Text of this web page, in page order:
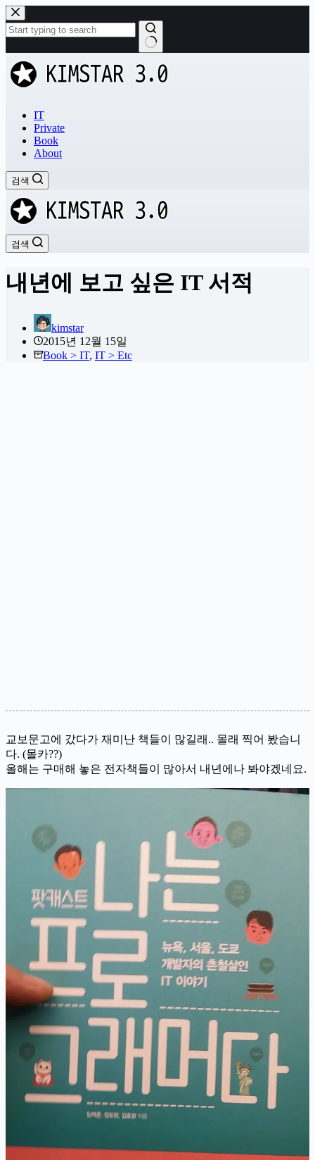
본
문
으
로
건
너
과
없
IT
Private
Book
About
검색
검색
내년에 보고 싶은 IT 서적
kimstar
2015년 12월 15일
Book > IT, IT > Etc
교보문고에 갔다가 재미난 책들이 많길래.. 몰래 찍어 봤습니
다. (몰카??)
올해는 구매해 놓은 전자책들이 많아서 내년에나 봐야겠네요.